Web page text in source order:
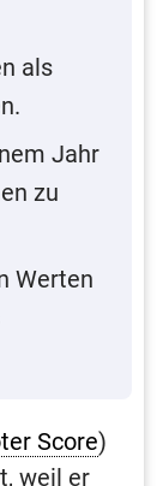
als
Jahr
zu
Werten
Score)
weil er